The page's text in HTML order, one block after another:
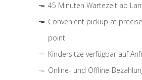
45 Minuten Wartezeit ab
Convenient pickup at
point
Kindersitze verfügbar auf
Online- und Offline-